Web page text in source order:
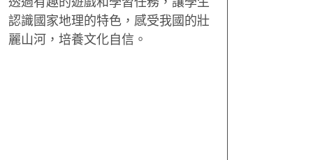
認識國家地理的特色，感受我國的壯
麗山河，培養文化自信。